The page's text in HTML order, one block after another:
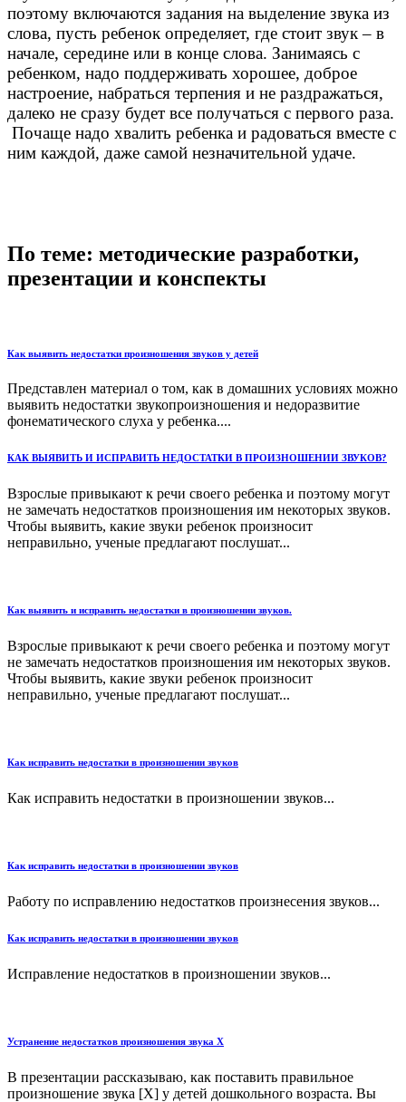
поэтому включаются задания на выделение звука из
слова, пусть ребенок определяет, где стоит звук – в
начале, середине или в конце слова. Занимаясь с
ребенком, надо поддерживать хорошее, доброе
настроение, набраться терпения и не раздражаться,
далеко не сразу будет все получаться с первого раза.
Почаще надо хвалить ребенка и радоваться вместе с
ним каждой, даже самой незначительной удаче.
По теме: методические разработки,
презентации и конспекты
Как выявить недостатки произношения звуков у детей
Представлен материал о том, как в домашних условиях можно
выявить недостатки звукопроизношения и недоразвитие
фонематического слуха у ребенка....
КАК ВЫЯВИТЬ И ИСПРАВИТЬ НЕДОСТАТКИ В ПРОИЗНОШЕНИИ ЗВУКОВ?
Взрослые привыкают к речи своего ребенка и поэтому могут
не замечать недостатков произношения им некоторых звуков.
Чтобы выявить, какие звуки ребенок произносит
неправильно, ученые предлагают послушат...
Как выявить и исправить недостатки в произношении звуков.
Взрослые привыкают к речи своего ребенка и поэтому могут
не замечать недостатков произношения им некоторых звуков.
Чтобы выявить, какие звуки ребенок произносит
неправильно, ученые предлагают послушат...
Как исправить недостатки в произношении звуков
Как исправить недостатки в произношении звуков...
Как исправить недостатки в произношении звуков
Работу по исправлению недостатков произнесения звуков...
Как исправить недостатки в произношении звуков
Исправление недостатков в произношении звуков...
Устранение недостатков произношения звука X
В презентации рассказываю, как поставить правильное
произношение звука [Х] у детей дошкольного возраста. Вы